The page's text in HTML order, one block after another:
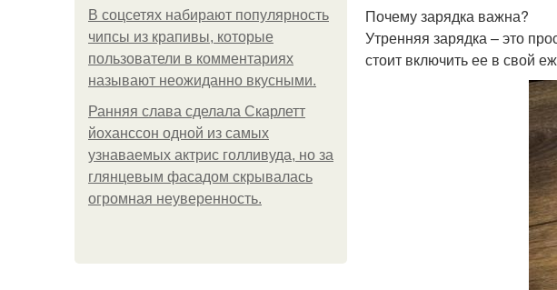
В соцсетях набирают популярность
чипсы из крапивы, которые
пользователи в комментариях
называют неожиданно вкусными.
Ранняя слава сделала Скарлетт
йоханссон одной из самых
узнаваемых актрис голливуда, но за
глянцевым фасадом скрывалась
огромная неуверенность.
Почему зарядка важна?
Утренняя зарядка – это
стоит включить ее в свой